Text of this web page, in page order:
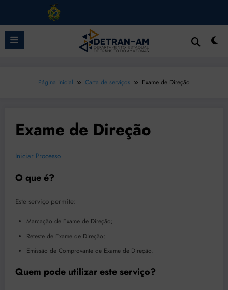
Pular
para
Página inicial Carta de serviços Exame de Direção
Exame de Direção
Iniciar Processo
O que é?
Este serviço permite:
Marcação de Exame de Direção;
Reteste de Exame de Direção;
Emissão de Comprovante de Exame de Direção.
Quem pode utilizar este serviço?